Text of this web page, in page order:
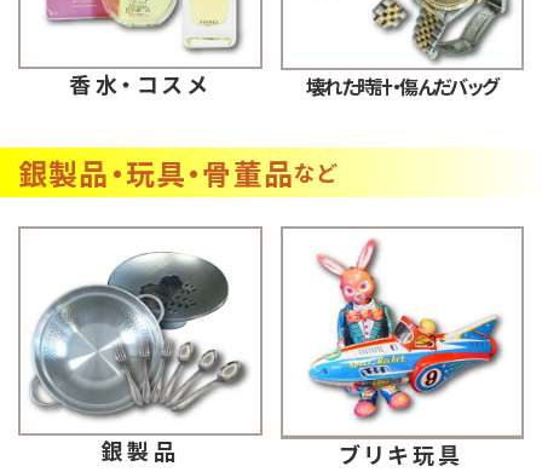
香水・コスメ 壊れた時計・傷んだバッグ
銀製品・玩具・骨董品など
銀製品 ブリキ玩具